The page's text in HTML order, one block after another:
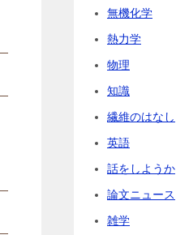
無機化学
熱力学
物理
知識
繊維のはなし
英語
話をしようか
論文ニュース
雑学